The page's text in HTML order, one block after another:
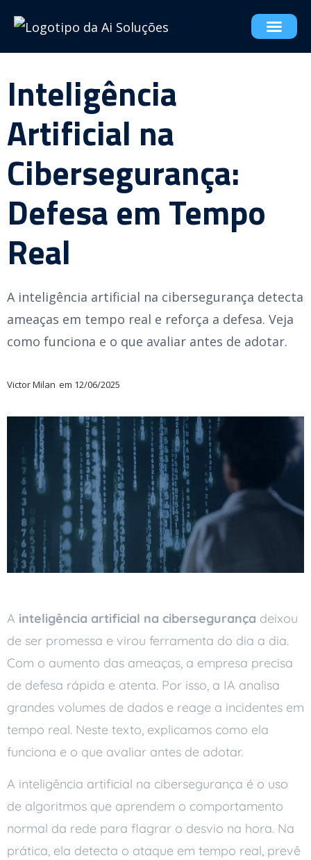
Inteligência
Artificial na
Cibersegurança:
Defesa em Tempo
Real
A inteligência artificial na cibersegurança detecta
ameaças em tempo real e reforça a defesa. Veja
como funciona e o que avaliar antes de adotar.
Victor Milan em 12/06/2025
A inteligência artificial na cibersegurança deixou
de ser promessa e virou ferramenta do dia a dia.
Com o aumento das ameaças, a empresa precisa
de defesa rápida e atenta. Por isso, a IA analisa
grandes volumes de dados e reage a incidentes em
tempo real. Neste texto, explicamos como ela
funciona e o que avaliar antes de adotar.
A inteligência artificial na cibersegurança é o uso
de algoritmos que aprendem o comportamento
normal da rede para flagrar o desvio na hora. Na
prática, ela detecta o ataque em tempo real, prevê